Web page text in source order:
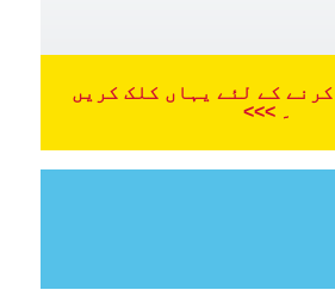
کے لئے یہاں کلک کریں
۔ >>>